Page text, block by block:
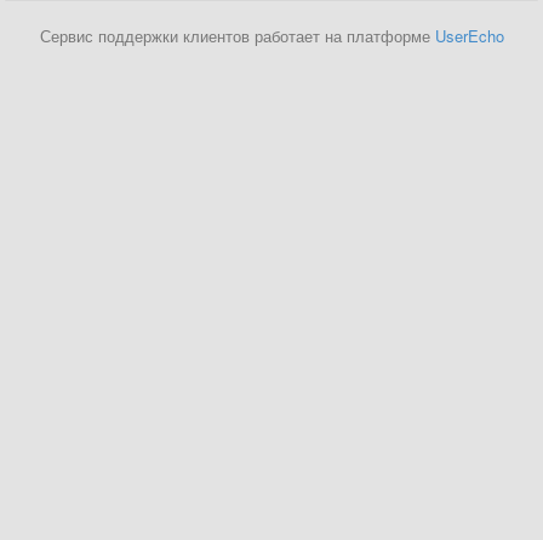
Сервис поддержки клиентов работает на платформе UserEcho